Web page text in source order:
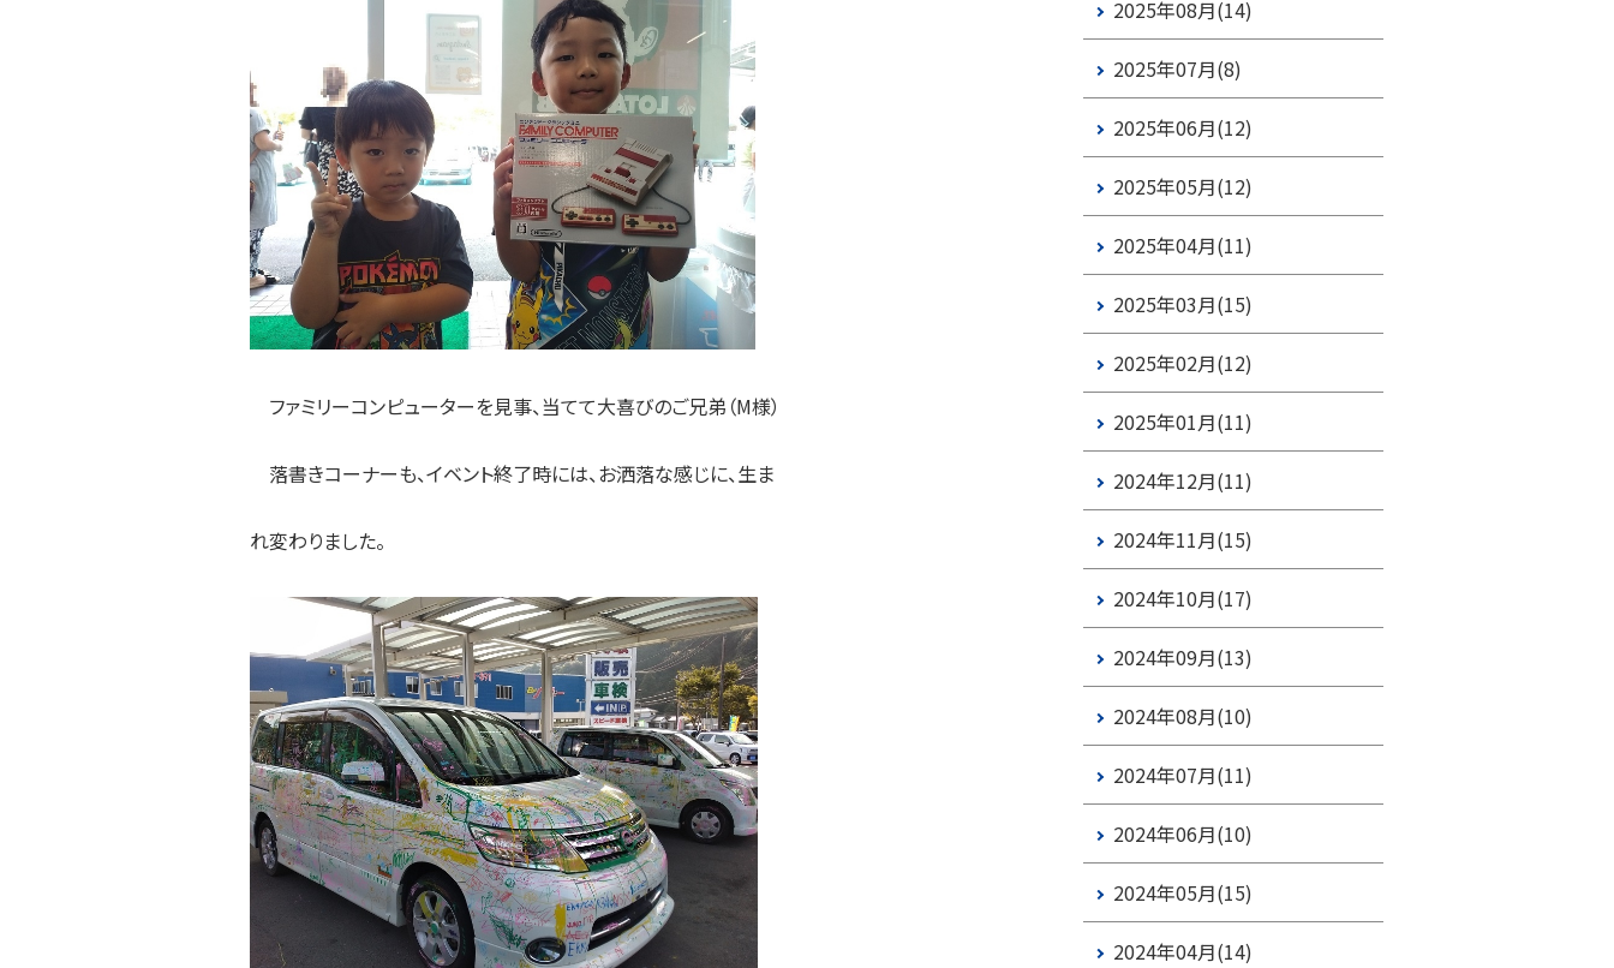
ファミリーコンピューターを見事、当てて大喜びのご兄弟（M様）
落書きコーナーも、イベント終了時には、お洒落な感じに、生ま
れ変わりました。
2025年08月(14)
2025年07月(8)
2025年06月(12)
2025年05月(12)
2025年04月(11)
2025年03月(15)
2025年02月(12)
2025年01月(11)
2024年12月(11)
2024年11月(15)
2024年10月(17)
2024年09月(13)
2024年08月(10)
2024年07月(11)
2024年06月(10)
2024年05月(15)
2024年04月(14)